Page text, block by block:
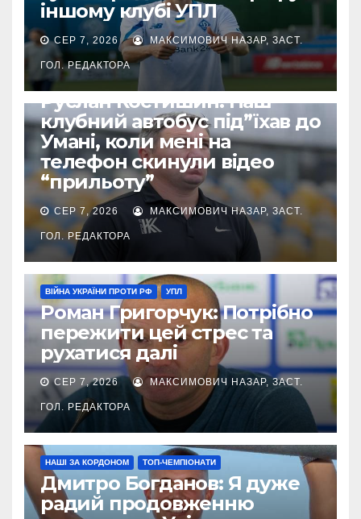
іншому клубі УПЛ
СЕР 7, 2026 МАКСИМОВИЧ НАЗАР, ЗАСТ.
ГОЛ. РЕДАКТОРА
ВІЙНА УКРАЇНИ ПРОТИ РФ
Руслан Костишин: Наш
клубний автобус під”їхав до
Умані, коли мені на
телефон скинули відео
“прильоту”
СЕР 7, 2026 МАКСИМОВИЧ НАЗАР, ЗАСТ.
ГОЛ. РЕДАКТОРА
ВІЙНА УКРАЇНИ ПРОТИ РФ УПЛ
Роман Григорчук: Потрібно
пережити цей стрес та
рухатися далі
СЕР 7, 2026 МАКСИМОВИЧ НАЗАР, ЗАСТ.
ГОЛ. РЕДАКТОРА
НАШІ ЗА КОРДОНОМ ТОП-ЧЕМПІОНАТИ
Дмитро Богданов: Я дуже
радий продовженню